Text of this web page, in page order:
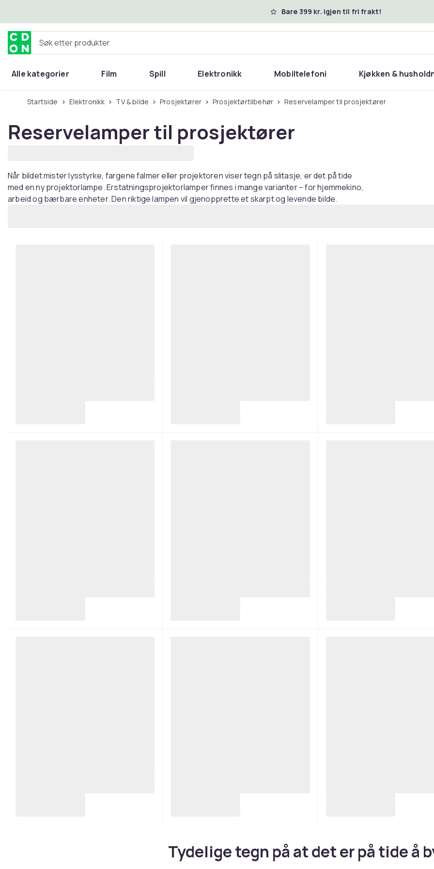
Bare 399 kr. igjen til fri frakt!
Søk etter produkter
Alle kategorier Film Spill Elektronikk Mobiltelefoni Kjøkken &
Startside Elektronikk TV & bilde Prosjektører Prosjektørtilbehør Reservelamper til prosjektører
Reservelamper til prosjektører
Når bildet mister lysstyrke, fargene falmer eller projektoren viser tegn på slitasje, er det på tide
med en ny projektorlampe. Erstatningsprojektorlamper finnes i mange varianter – for hjemmekino,
arbeid og bærbare enheter. Den riktige lampen vil gjenopprette et skarpt og levende bilde.
Tydelige tegn på at det er på tide å